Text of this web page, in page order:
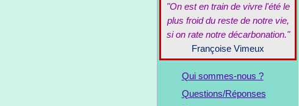
"On est en train de vivre l'été le
plus froid du reste de notre vie,
si on rate notre décarbonation."
Françoise Vimeux
Qui sommes-nous ?
Questions/Réponses